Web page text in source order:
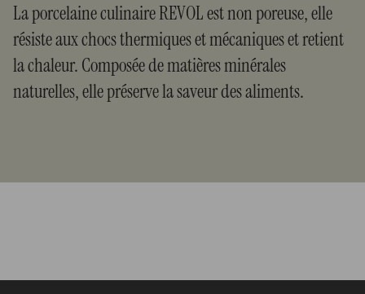
La porcelaine culinaire REVOL est non poreuse, elle
résiste aux chocs thermiques et mécaniques et retient
la chaleur. Composée de matières minérales
naturelles, elle préserve la saveur des aliments.